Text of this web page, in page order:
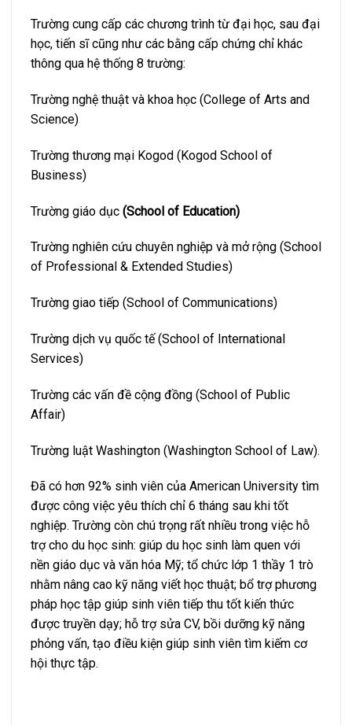
Trường cung cấp các chương trình từ đại học, sau đại
học, tiến sĩ cũng như các bằng cấp chứng chỉ khác
thông qua hệ thống 8 trường:
Trường nghệ thuật và khoa học (College of Arts and
Science)
Trường thương mại Kogod (Kogod School of
Business)
Trường giáo dục (School of Education)
Trường nghiên cứu chuyên nghiệp và mở rộng (School
of Professional & Extended Studies)
Trường giao tiếp (School of Communications)
Trường dịch vụ quốc tế (School of International
Services)
Trường các vấn đề cộng đồng (School of Public
Affair)
Trường luật Washington (Washington School of Law).
Đã có hơn 92% sinh viên của American University tìm
được công việc yêu thích chỉ 6 tháng sau khi tốt
nghiệp. Trường còn chú trọng rất nhiều trong việc hỗ
trợ cho du học sinh: giúp du học sinh làm quen với
nền giáo dục và văn hóa Mỹ; tổ chức lớp 1 thầy 1 trò
nhằm nâng cao kỹ năng viết học thuật; bổ trợ phương
pháp học tập giúp sinh viên tiếp thu tốt kiến thức
được truyền dạy; hỗ trợ sửa CV, bồi dưỡng kỹ năng
phỏng vấn, tạo điều kiện giúp sinh viên tìm kiếm cơ
hội thực tập.